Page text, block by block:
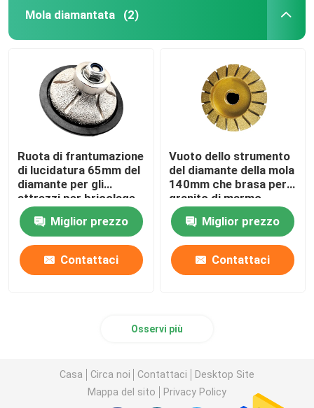
Mola diamantata (2)
Ruota di frantumazione
di lucidatura 65mm del
diamante per gli
attrezzi per bricolage
universali di marmo e di
pietra di usoMiglior prezzo
Contattaci
Vuoto dello strumento
del diamante della mola
140mm che brasa per il
granito di marmo
ceramico
Miglior prezzo
Contattaci
Osservi più
Casa Circa noi Contattaci
Desktop Site
Mappa del sito
Privacy Policy